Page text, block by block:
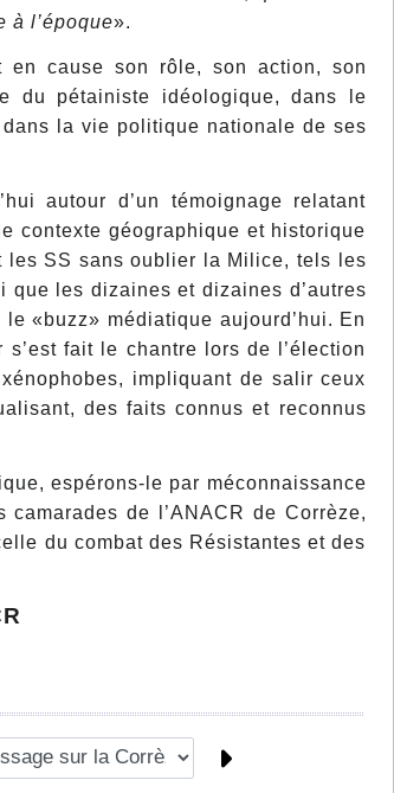
à l’époque».
en cause son rôle, son action, son
du pétainiste idéologique, dans le
la vie politique nationale de ses
autour d’un témoignage relatant
contexte géographique et historique
les SS sans oublier la Milice, tels les
que les dizaines et dizaines d’autres
«buzz» médiatique aujourd’hui. En
fait le chantre lors de l’élection
impliquant de salir ceux
des faits connus et reconnus
espérons-le par méconnaissance
de l’ANACR de Corrèze,
du combat des Résistantes et des